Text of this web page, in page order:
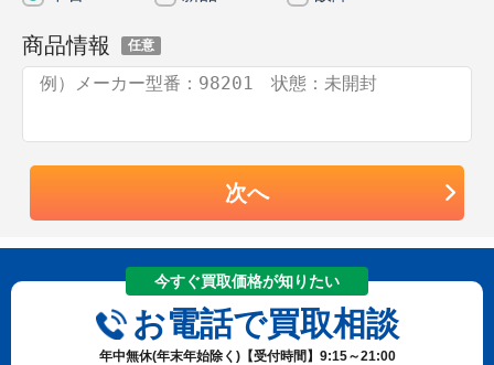
商品情報 任意
次へ
今すぐ買取価格が知りたい
お電話で買取相談
年中無休(年末年始除く)【受付時間】9:15～21:00